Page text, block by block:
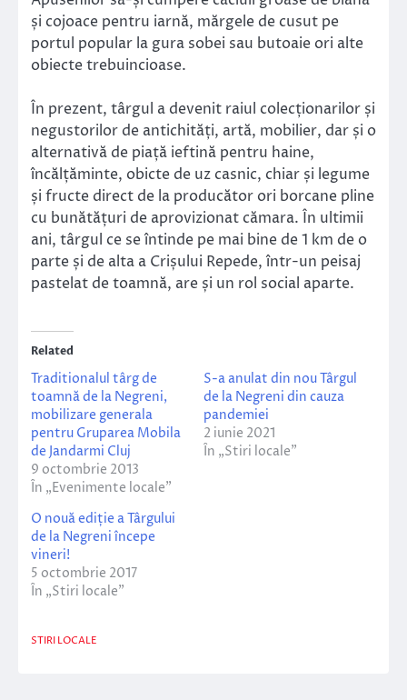
și cojoace pentru iarnă, mărgele de cusut pe
portul popular la gura sobei sau butoaie ori alte
obiecte trebuincioase.
În prezent, târgul a devenit raiul colecționarilor și
negustorilor de antichități, artă, mobilier, dar și o
alternativă de piață ieftină pentru haine,
încălțăminte, obicte de uz casnic, chiar și legume
și fructe direct de la producător ori borcane pline
cu bunătățuri de aprovizionat cămara. În ultimii
ani, târgul ce se întinde pe mai bine de 1 km de o
parte și de alta a Crișului Repede, într-un peisaj
pastelat de toamnă, are și un rol social aparte.
Related
Traditionalul târg de
toamnă de la Negreni,
mobilizare generala
pentru Gruparea Mobila
de Jandarmi Cluj
9 octombrie 2013
În „Evenimente locale”
S-a anulat din nou Târgul
de la Negreni din cauza
pandemiei
2 iunie 2021
În „Stiri locale”
O nouă ediție a Târgului
de la Negreni începe
vineri!
5 octombrie 2017
În „Stiri locale”
STIRI LOCALE